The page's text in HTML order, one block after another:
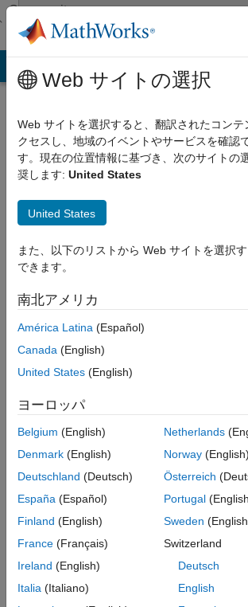
コンテンツへスキップ
Community
Profile
Ni
Made
Ayu
Sinta
Dewi
Last
seen:
年 前
ら
ア
ク
ィ
ブ
Web サイトの選択
Web サイトを選択すると、翻訳されたコンテ
クセスし、地域のイベントやサービスを確認
す。現在の位置情報に基づき、次のサイトの
奨します: United States
United States
また、以下のリストから Web サイトを選択
できます。
南北アメリカ
América Latina (Español)
Canada (English)
United States (English)
ヨーロッパ
Belgium (English)
Denmark (English)
Deutschland (Deutsch)
España (Español)
Finland (English)
France (Français)
Ireland (English)
Italia (Italiano)
Netherlands
Norway (English)
Österreich
Portugal
Sweden
Switzerland
Deutsch
English